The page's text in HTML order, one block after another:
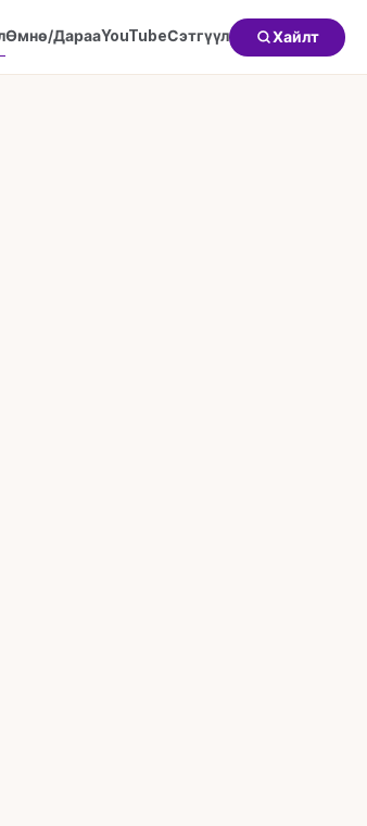
Өмнө/ДарааYouTubeСэтгүүл Хайлт